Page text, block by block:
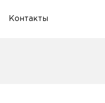
Контакты